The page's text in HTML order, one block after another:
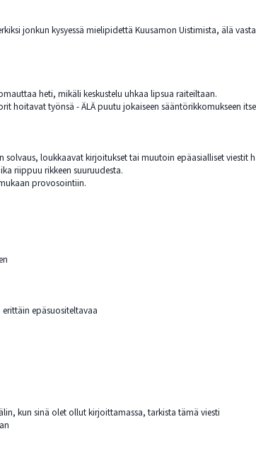
jonkun kysyessä mielipidettä Kuusamon Uistimista, älä
heti, mikäli keskustelu uhkaa lipsua raiteiltaan.
hoitavat työnsä - ÄLÄ puutu jokaiseen sääntörikkomukseen
loukkaavat kirjoitukset tai muutoin epäasialliset viestit
riippuu rikkeen suuruudesta.
provosointiin.
epäsuositeltavaa
kun sinä olet ollut kirjoittamassa, tarkista tämä viesti